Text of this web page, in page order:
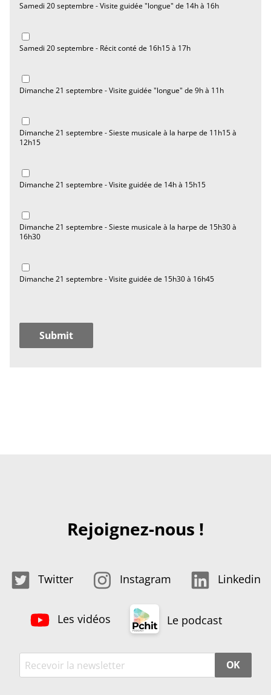
Samedi 20 septembre - Visite guidée "longue" de 14h à 16h
Samedi 20 septembre - Récit conté de 16h15 à 17h
Dimanche 21 septembre - Visite guidée "longue" de 9h à 11h
Dimanche 21 septembre - Sieste musicale à la harpe de 11h15 à
12h15
Dimanche 21 septembre - Visite guidée de 14h à 15h15
Dimanche 21 septembre - Sieste musicale à la harpe de 15h30 à
16h30
Dimanche 21 septembre - Visite guidée de 15h30 à 16h45
Rejoignez-nous !
Twitter Instagram Linkedin
Les vidéos Le podcast
OK